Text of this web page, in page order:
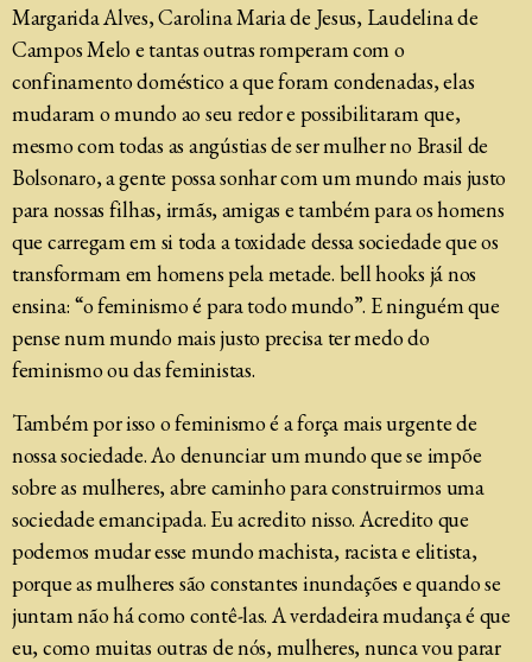
Margarida Alves, Carolina Maria de Jesus, Laudelina de
Campos Melo e tantas outras romperam com o
confinamento doméstico a que foram condenadas, elas
mudaram o mundo ao seu redor e possibilitaram que,
mesmo com todas as angústias de ser mulher no Brasil de
Bolsonaro, a gente possa sonhar com um mundo mais justo
para nossas filhas, irmãs, amigas e também para os homens
que carregam em si toda a toxidade dessa sociedade que os
transformam em homens pela metade. bell hooks já nos
ensina: “o feminismo é para todo mundo”. E ninguém que
pense num mundo mais justo precisa ter medo do
feminismo ou das feministas.
Também por isso o feminismo é a força mais urgente de
nossa sociedade. Ao denunciar um mundo que se impõe
sobre as mulheres, abre caminho para construirmos uma
sociedade emancipada. Eu acredito nisso. Acredito que
podemos mudar esse mundo machista, racista e elitista,
porque as mulheres são constantes inundações e quando se
juntam não há como contê-las. A verdadeira mudança é que
eu, como muitas outras de nós, mulheres, nunca vou parar